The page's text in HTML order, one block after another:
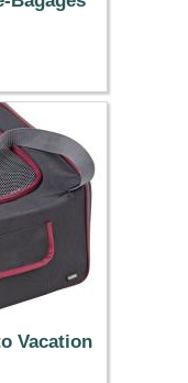
Vacation